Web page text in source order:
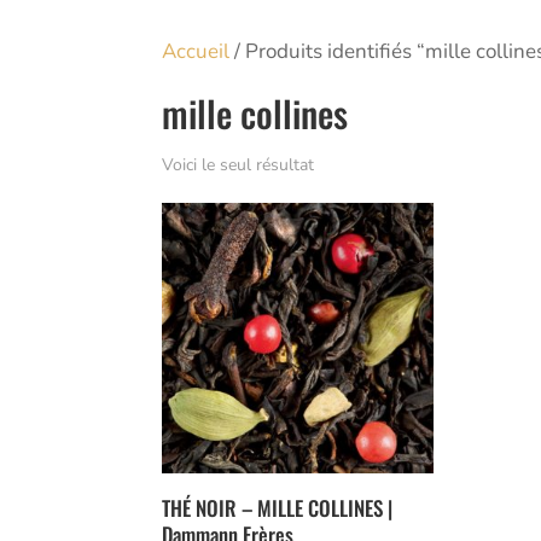
Accueil/ Produits identifiés “mille
mille collines
Voici le seul résultat
THÉ NOIR – MILLE COLLINES |
Dammann Frères